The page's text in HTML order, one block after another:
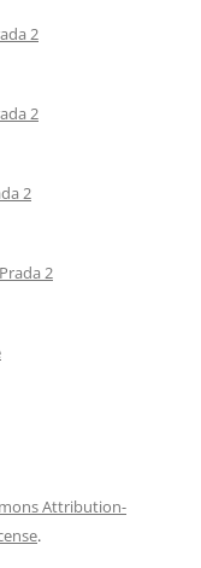
2
2
2
2
Attribution-
.